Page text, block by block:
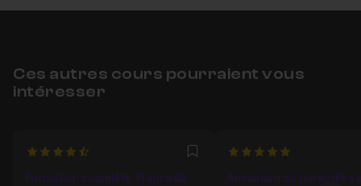
Ces autres cours pourraient vous
intéresser
4.6129032258065 Favori
Formation complète Trapcode
5
Animation de particules